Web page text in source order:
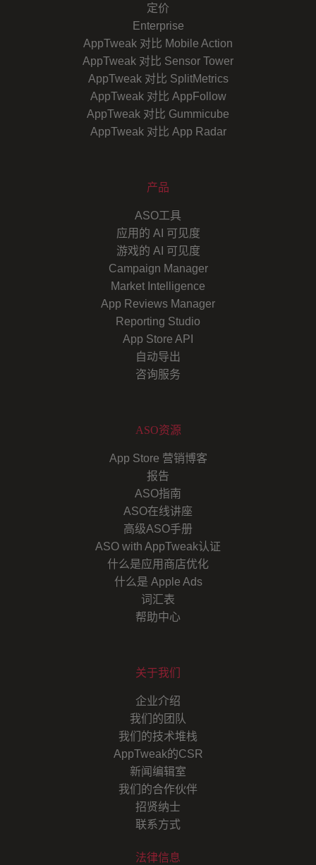
定价
Enterprise
AppTweak 对比 Mobile Action
AppTweak 对比 Sensor Tower
AppTweak 对比 SplitMetrics
AppTweak 对比 AppFollow
AppTweak 对比 Gummicube
AppTweak 对比 App Radar
产品
ASO工具
应用的 AI 可见度
游戏的 AI 可见度
Campaign Manager
Market Intelligence
App Reviews Manager
Reporting Studio
App Store API
自动导出
咨询服务
ASO资源
App Store 营销博客
报告
ASO指南
ASO在线讲座
高级ASO手册
ASO with AppTweak认证
什么是应用商店优化
什么是 Apple Ads
词汇表
帮助中心
关于我们
企业介绍
我们的团队
我们的技术堆栈
AppTweak的CSR
新闻编辑室
我们的合作伙伴
招贤纳士
联系方式
法律信息